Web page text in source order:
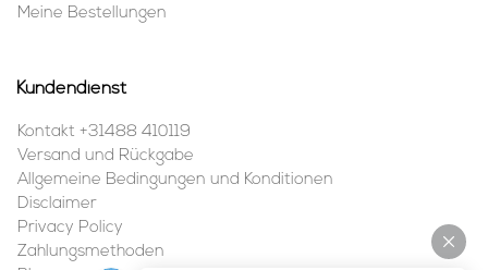
Meine Bestellungen
Kundendienst
Kontakt +31488 410119
Versand und Rückgabe
Allgemeine Bedingungen und Konditionen
Disclaimer
Privacy Policy
Zahlungsmethoden